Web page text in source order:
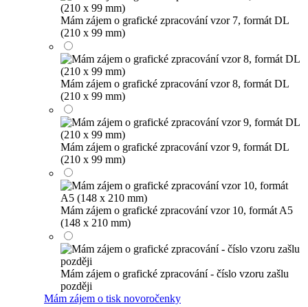
Mám zájem o grafické zpracování vzor 7, formát DL
(210 x 99 mm)
Mám zájem o grafické zpracování vzor 8, formát DL
(210 x 99 mm)
Mám zájem o grafické zpracování vzor 9, formát DL
(210 x 99 mm)
Mám zájem o grafické zpracování vzor 10, formát A5
(148 x 210 mm)
Mám zájem o grafické zpracování - číslo vzoru zašlu
později
Mám zájem o tisk novoročenky